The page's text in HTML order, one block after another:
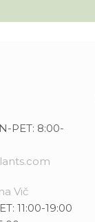
PET: 8:00-
Vič
11:00-19:00